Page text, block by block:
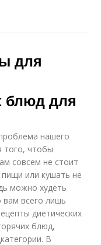
для
блюд для
нашего
того, чтобы
совсем не стоит
или кушать не
можно худеть
вам всего лишь
диетических
блюд,
В